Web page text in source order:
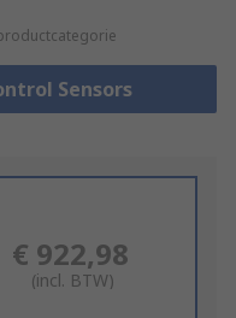
Sensors
€ 922,98
(incl. BTW)